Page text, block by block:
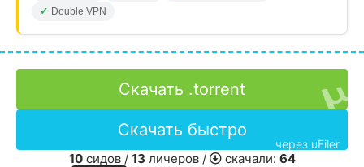
Double VPN
Скачать .torrent
Скачать быстро
через uFiler
10сидов / 13 личеров / скачали: 64